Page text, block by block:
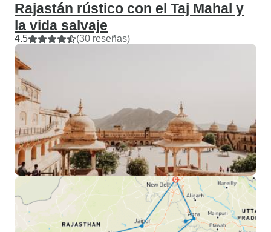
Rajastán rústico con el Taj Mahal y
la vida salvaje
4.5 (30 reseñas)